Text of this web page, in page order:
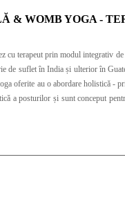
& WOMB YOGA -
terapeut prin modul integrativ
de suflet în India și ulterior în
a posturilor și sunt conceput